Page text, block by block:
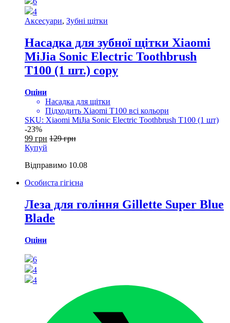
4
Аксесуари, Зубні щітки
Насадка для зубної щітки Xiaomi
MiJia Sonic Electric Toothbrush
T100 (1 шт.) copy
Оціни
Насадка для щітки
Підходить Xiaomi T100 всі кольори
SKU: Xiaomi MiJia Sonic Electric Toothbrush T100 (1 шт)
-23%
99 грн 129грн
Купуй
Відправимо 10.08
Особиста гігієна
Леза для гоління Gillette Super Blue
Blade
Оціни
6
4
4